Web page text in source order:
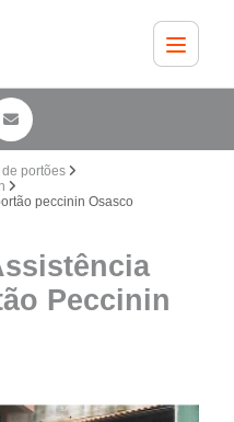
portões
peccinin Osasco
Peccinin